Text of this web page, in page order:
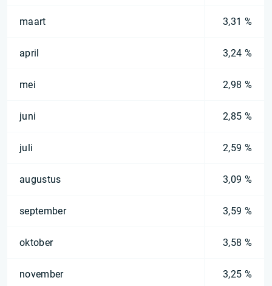
maart 3,31 %
april 3,24 %
mei 2,98 %
juni 2,85 %
juli 2,59 %
augustus 3,09 %
september 3,59 %
oktober 3,58 %
november 3,25 %